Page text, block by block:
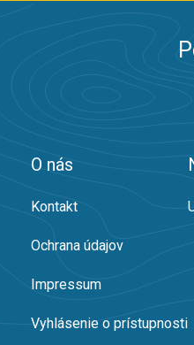
O nás
Kontakt
Ochrana údajov
Impressum
Vyhlásenie o prístupnosti